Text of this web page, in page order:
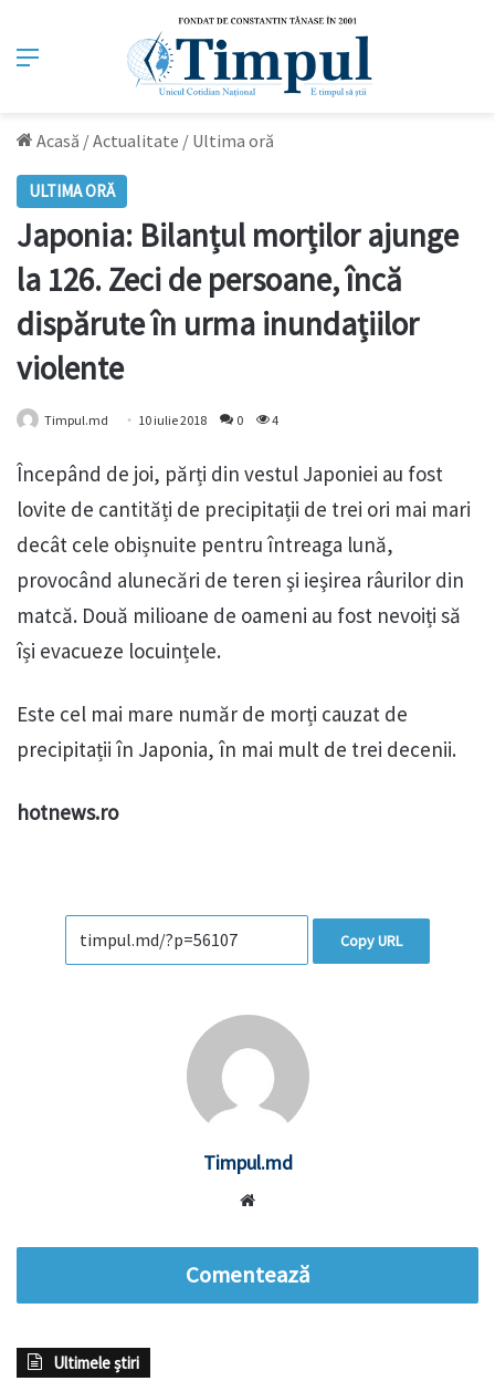
Meniu
Acasă /Actualitate / Ultima oră
ULTIMA ORĂ
Japonia: Bilanțul morților ajunge
la 126. Zeci de persoane, încă
dispărute în urma inundațiilor
violente
Timpul.md 10 iulie 2018 0 4
Începând de joi, părți din vestul Japoniei au fost
lovite de cantități de precipitații de trei ori mai mari
decât cele obișnuite pentru întreaga lună,
provocând alunecări de teren şi ieşirea râurilor din
matcă. Două milioane de oameni au fost nevoiți să
își evacueze locuințele.
Este cel mai mare număr de morți cauzat de
precipitații în Japonia, în mai mult de trei decenii.
hotnews.ro
Copy URL
Timpul.md
Comentează
Ultimele știri